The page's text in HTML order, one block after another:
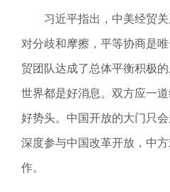
习近平指出，中美经贸
对分歧和摩擦，平等协商是
贸团队达成了总体平衡积极
世界都是好消息。双方应一
好势头。中国开放的大门只
深度参与中国改革开放，中
作。